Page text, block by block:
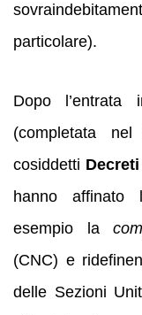
particolare).
Dopo l’entrata
(completata
cosiddetti
hanno affinato
esempio la
(CNC) e
delle Sezioni